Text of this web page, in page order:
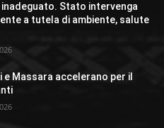
inadeguato. Stato intervenga
a tutela di ambiente, salute
e Massara accelerano per il